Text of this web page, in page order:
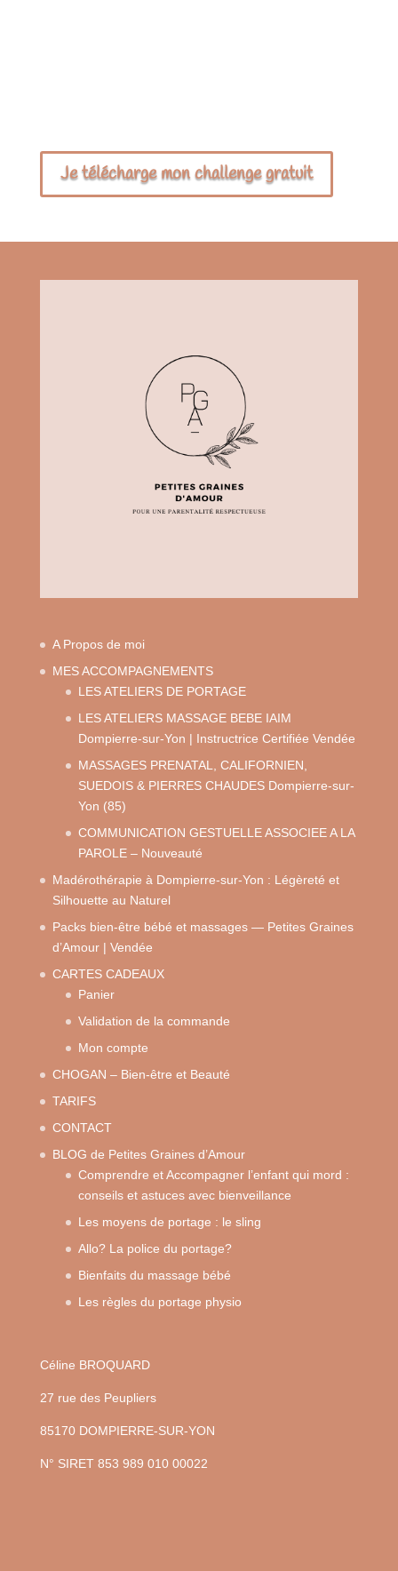
Je télécharge mon challenge gratuit
A Propos de moi
MES ACCOMPAGNEMENTS
LES ATELIERS DE PORTAGE
LES ATELIERS MASSAGE BEBE IAIM
Dompierre-sur-Yon | Instructrice Certifiée Vendée
MASSAGES PRENATAL, CALIFORNIEN,
SUEDOIS & PIERRES CHAUDES Dompierre-sur-
Yon (85)
COMMUNICATION GESTUELLE ASSOCIEE A LA
PAROLE – Nouveauté
Madérothérapie à Dompierre-sur-Yon : Légèreté et
Silhouette au Naturel
Packs bien-être bébé et massages — Petites Graines
d’Amour | Vendée
CARTES CADEAUX
Panier
Validation de la commande
Mon compte
CHOGAN – Bien-être et Beauté
TARIFS
CONTACT
BLOG de Petites Graines d’Amour
Comprendre et Accompagner l’enfant qui mord :
conseils et astuces avec bienveillance
Les moyens de portage : le sling
Allo? La police du portage?
Bienfaits du massage bébé
Les règles du portage physio
Céline BROQUARD
27 rue des Peupliers
85170 DOMPIERRE-SUR-YON
N° SIRET 853 989 010 00022